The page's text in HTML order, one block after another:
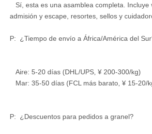
Sí, esta es una asamblea completa. Incluye
admisión y escape, resortes, sellos y
P: ¿Tiempo de envío a África/América del
Aire: 5-20 días (DHL/UPS, ¥ 200-300/kg)
Mar: 35-50 días (FCL más barato, ¥ 15-20/
P: ¿Descuentos para pedidos a granel?